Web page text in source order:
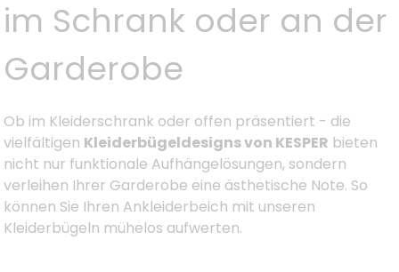
im Schrank oder an der
Garderobe
Ob im Kleiderschrank oder offen präsentiert - die
vielfältigen Kleiderbügeldesigns von KESPER bieten
nicht nur funktionale Aufhängelösungen, sondern
verleihen Ihrer Garderobe eine ästhetische Note. So
können Sie Ihren Ankleiderbeich mit unseren
Kleiderbügeln mühelos aufwerten.